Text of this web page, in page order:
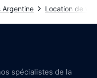
Argentine Location de
spécialistes de la